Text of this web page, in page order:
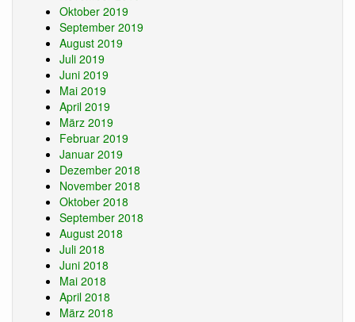
Oktober 2019
September 2019
August 2019
Juli 2019
Juni 2019
Mai 2019
April 2019
März 2019
Februar 2019
Januar 2019
Dezember 2018
November 2018
Oktober 2018
September 2018
August 2018
Juli 2018
Juni 2018
Mai 2018
April 2018
März 2018